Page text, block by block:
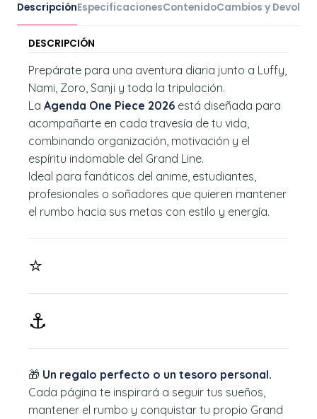
DescripciónEspecificacionesContenidoCambios y
DESCRIPCIÓN
Prepárate para una aventura diaria junto a Luffy,
Nami, Zoro, Sanji y toda la tripulación.
La Agenda One Piece 2026 está diseñada para
acompañarte en cada travesía de tu vida,
combinando organización, motivación y el
espíritu indomable del Grand Line.
Ideal para fanáticos del anime, estudiantes,
profesionales o soñadores que quieren mantener
el rumbo hacia sus metas con estilo y energía.
⭐
⚓
🎁 Un regalo perfecto o un tesoro personal.
Cada página te inspirará a seguir tus sueños,
mantener el rumbo y conquistar tu propio Grand